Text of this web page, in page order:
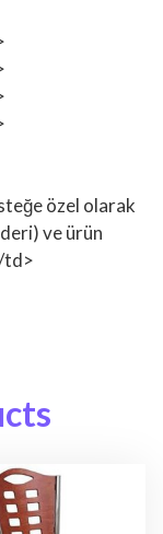
özel olarak
ve ürün
td>